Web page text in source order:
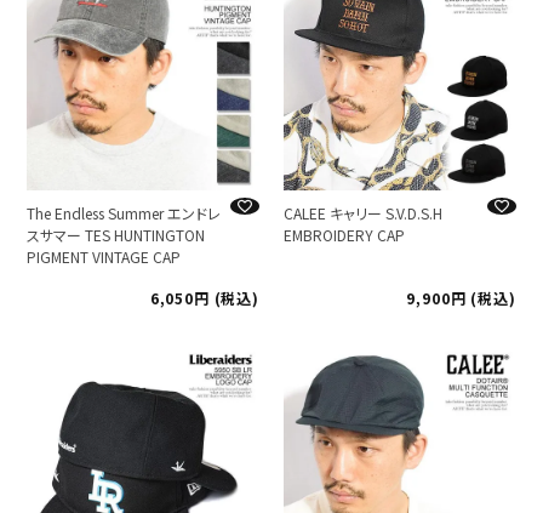
The Endless Summer エンドレ
スサマー TES HUNTINGTON
PIGMENT VINTAGE CAP
6,050
税込
CALEE キャリー S.V.D.S.H
EMBROIDERY CAP
9,900 税込